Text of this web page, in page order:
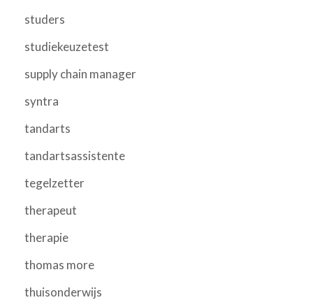
studers
studiekeuzetest
supply chain manager
syntra
tandarts
tandartsassistente
tegelzetter
therapeut
therapie
thomas more
thuisonderwijs